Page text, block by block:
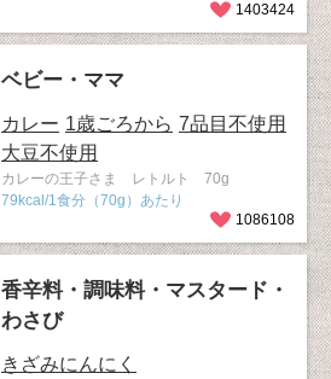
1403424
ベビー・ママ
カレー 1歳ごろから 7品目不使用
大豆不使用
カレーの王子さま レトルト 70g
79kcal/1食分（70g）あたり
1086108
香辛料・調味料・マスタード・
わさび
きざみにんにく